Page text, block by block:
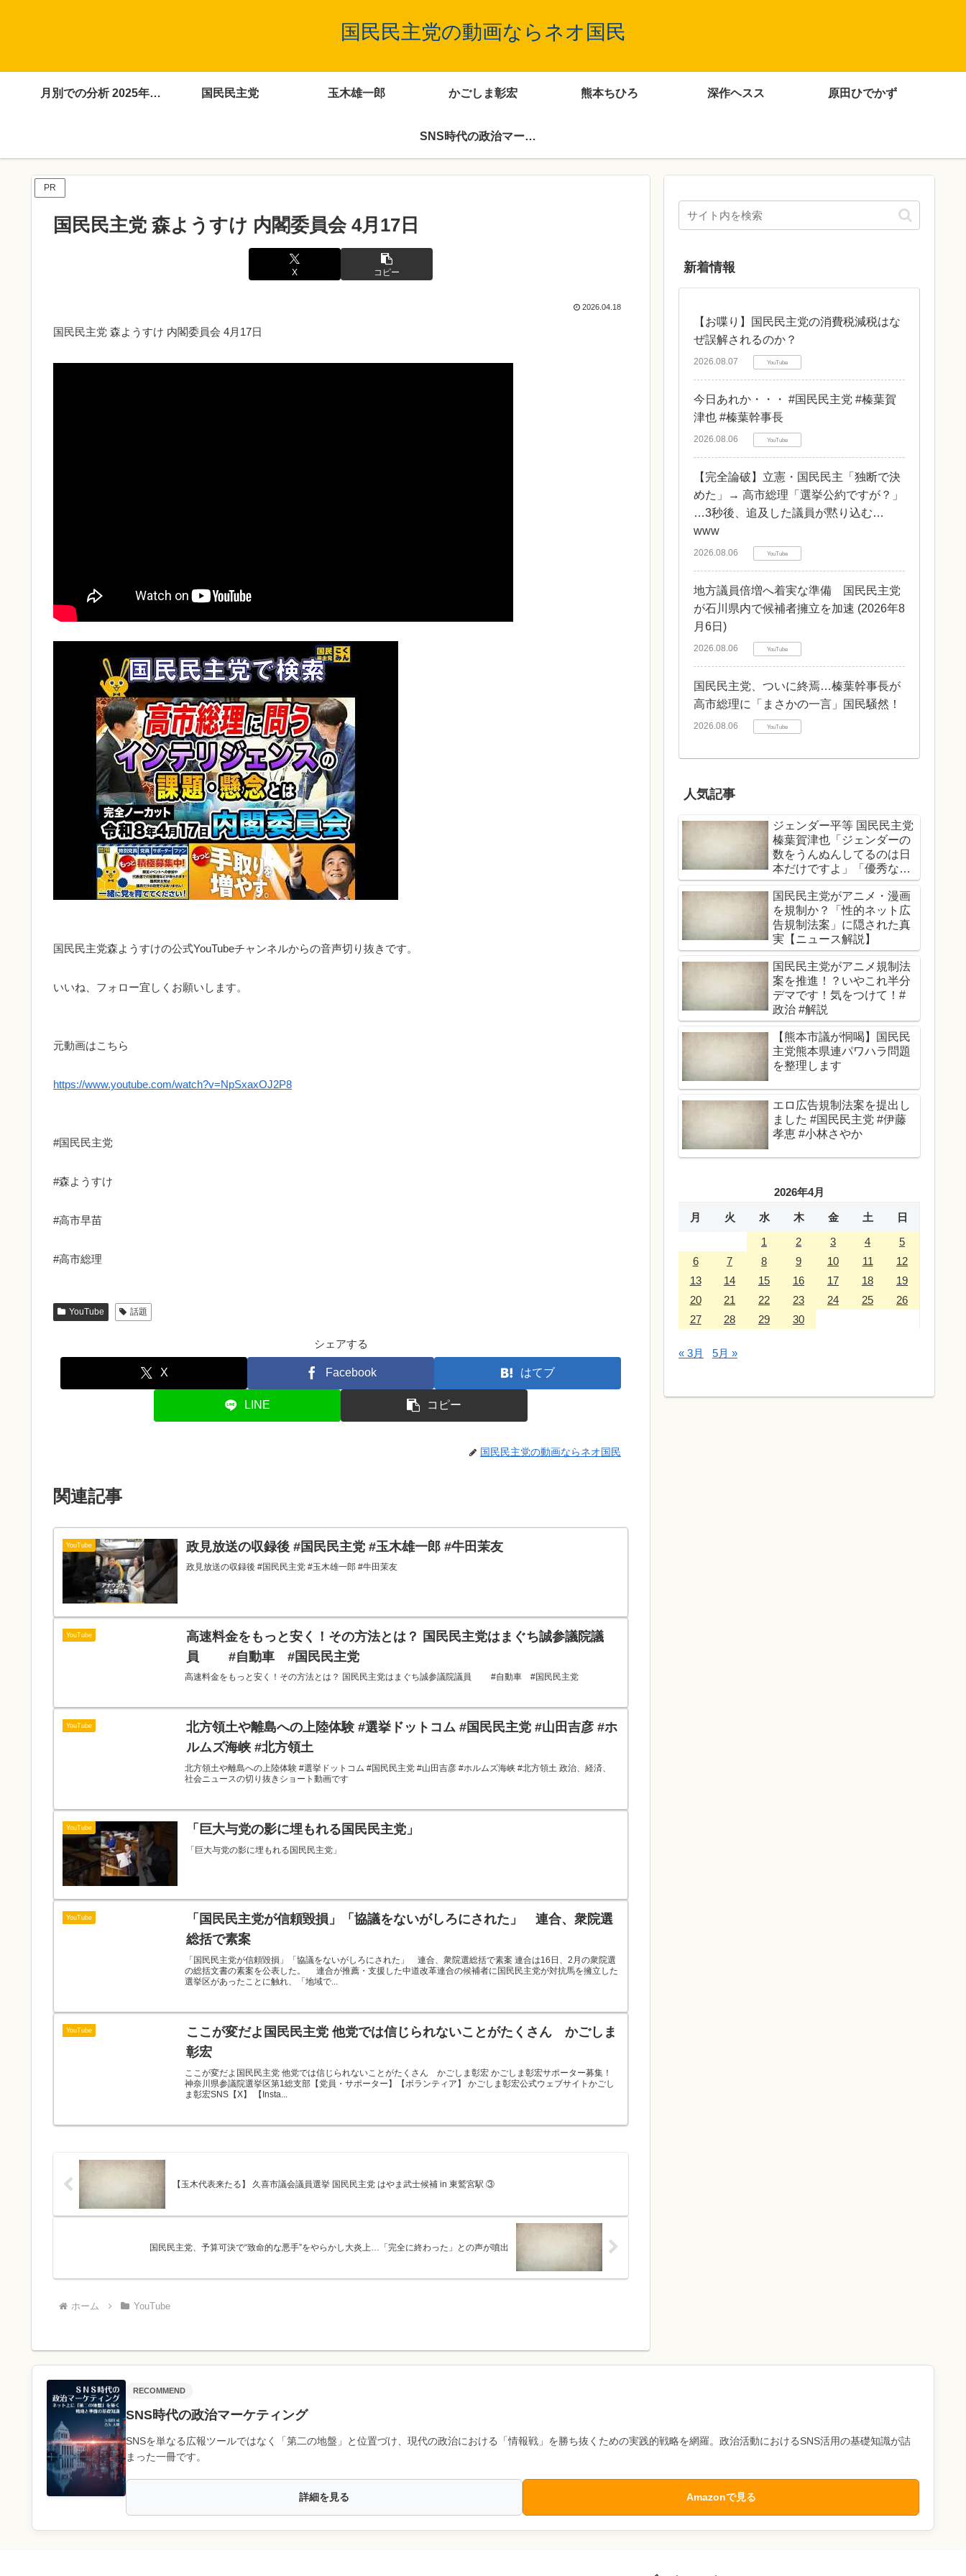
国民民主党の動画ならネオ国民
月別での分析 2025年4月～12月 国民民主党 玉木雄一郎 かごしま彰宏 熊本ちひろ 深作ヘスス 原田ひでかず
SNS時代の政治マーケティング
PR
国民民主党 森ようすけ 内閣委員会 4月17日
X コピー
2026.04.18
国民民主党 森ようすけ 内閣委員会 4月17日
国民民主党森ようすけの公式YouTubeチャンネルからの音声切り抜きです。
いいね、フォロー宜しくお願いします。
元動画はこちら
https://www.youtube.com/watch?v=NpSxaxOJ2P8
#国民民主党
#森ようすけ
#高市早苗
YouTube 話題
シェアする
X Facebook はてブ
LINE コピー
国民民主党の動画ならネオ国民
関連記事
YouTube 政見放送の収録後 #国民民主党 #玉木雄一郎 #牛田茉友
政見放送の収録後 #国民民主党 #玉木雄一郎 #牛田茉友
YouTube
高速料金をもっと安く！その方法とは？ 国民民主党はまぐち誠参議院議
員 #自動車 #国民民主党
高速料金をもっと安く！その方法とは？ 国民民主党はまぐち誠参議院議員 #自動車 #国民民主党
YouTube
北方領土や離島への上陸体験 #選挙ドットコム #国民民主党 #山田吉彦 #ホ
ルムズ海峡 #北方領土
北方領土や離島への上陸体験 #選挙ドットコム #国民民主党 #山田吉彦 #ホルムズ海峡 #北方領土 政治、経済、
社会ニュースの切り抜きショート動画です
YouTube 「巨大与党の影に埋もれる国民民主党」
「巨大与党の影に埋もれる国民民主党」
YouTube
「国民民主党が信頼毀損」「協議をないがしろにされた」 連合、衆院選
総括で素案
「国民民主党が信頼毀損」「協議をないがしろにされた」 連合、衆院選総括で素案 連合は16日、2月の衆院選
の総括文書の素案を公表した。 連合が推薦・支援した中道改革連合の候補者に国民民主党が対抗馬を擁立した
選挙区があったことに触れ、「地域で...
YouTube
ここが変だよ国民民主党 他党では信じられないことがたくさん かごしま
彰宏
ここが変だよ国民民主党 他党では信じられないことがたくさん かごしま彰宏 かごしま彰宏サポーター募集！
神奈川県参議院選挙区第1総支部【党員・サポーター】【ボランティア】 かごしま彰宏公式ウェブサイトかごし
ま彰宏SNS【X】 【Insta...
【玉木代表来たる】 久喜市議会議員選挙 国民民主党 はやま武士候補 in 東鷲宮駅 ③
国民民主党、予算可決で“致命的な悪手”をやらかし大炎上…「完全に終わった」との声が噴出
ホーム YouTube
新着情報
【お喋り】国民民主党の消費税減税はな
ぜ誤解されるのか？
2026.08.07 YouTube
今日あれか・・・ #国民民主党 #榛葉賀
津也 #榛葉幹事長
2026.08.06 YouTube
【完全論破】立憲・国民民主「独断で決
めた」→ 高市総理「選挙公約ですが？」
…3秒後、追及した議員が黙り込む…
www
2026.08.06 YouTube
地方議員倍増へ着実な準備 国民民主党
が石川県内で候補者擁立を加速 (2026年8
月6日)
2026.08.06 YouTube
国民民主党、ついに終焉…榛葉幹事長が
高市総理に「まさかの一言」国民騒然！
2026.08.06 YouTube
人気記事
ジェンダー平等 国民民主党
榛葉賀津也「ジェンダーの
数をうんぬんしてるのは日
本だけですよ」「優秀な女
性、男性関係なくどんどん
登用する」
国民民主党がアニメ・漫画
を規制か？「性的ネット広
告規制法案」に隠された真
実【ニュース解説】
国民民主党がアニメ規制法
案を推進！？いやこれ半分
デマです！気をつけて！#
政治 #解説
【熊本市議が恫喝】国民民
主党熊本県連パワハラ問題
を整理します
エロ広告規制法案を提出し
ました #国民民主党 #伊藤
孝恵 #小林さやか
2026年4月
月 火 水 木 金 土
日
1
2 3 4
5
6
7 8 9 10 11
12
13
14 15 16 17 18
19
20
21 22 23 24 25
26
27
28 29 30
« 3月 5月 »
RECOMMEND
SNS時代の政治マーケティング
SNSを単なる広報ツールではなく「第二の地盤」と位置づけ、現代の政治における「情報戦」を勝ち抜くための実践的戦略を網羅。政治活動におけるSNS活用の基礎知識が詰
まった一冊です。
詳細を見る Amazonで見る